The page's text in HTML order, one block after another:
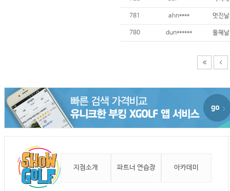
781 ahn****
780 dun******
지점소개 파트너 연습장 아카데미